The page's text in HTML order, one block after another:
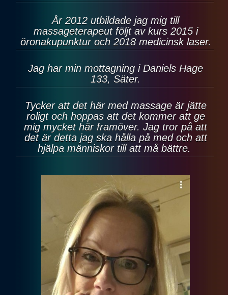
År 2012 utbildade jag mig till
massageterapeut följt av kurs 2015 i
öronakupunktur och 2018 medicinsk laser.
Jag har min mottagning i Daniels Hage
133, Säter.
Tycker att det här med massage är jätte
roligt och hoppas att det kommer att ge
mig mycket här framöver. Jag tror på att
det är detta jag ska hålla på med och att
hjälpa människor till att må bättre.